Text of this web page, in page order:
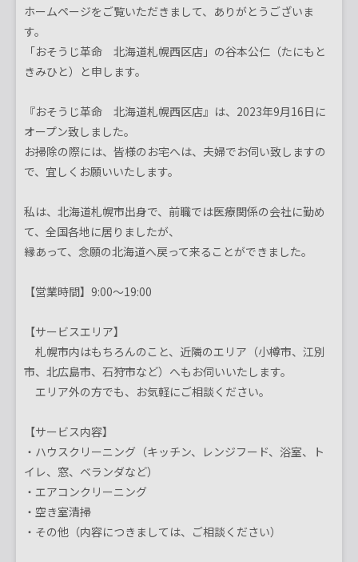
ホームページをご覧いただきまして、ありがとうございま
す。
「おそうじ革命 北海道札幌西区店」の谷本公仁（たにもと
きみひと）と申します。
『おそうじ革命 北海道札幌西区店』は、2023年9月16日に
オープン致しました。
お掃除の際には、皆様のお宅へは、夫婦でお伺い致しますの
で、宜しくお願いいたします。
私は、北海道札幌市出身で、前職では医療関係の会社に勤め
て、全国各地に居りましたが、
縁あって、念願の北海道へ戻って来ることができました。
【営業時間】9:00～19:00
【サービスエリア】
札幌市内はもちろんのこと、近隣のエリア（小樽市、江別
市、北広島市、石狩市など）へもお伺いいたします。
エリア外の方でも、お気軽にご相談ください。
【サービス内容】
・ハウスクリーニング（キッチン、レンジフード、浴室、ト
イレ、窓、ベランダなど）
・エアコンクリーニング
・空き室清掃
・その他（内容につきましては、ご相談ください）